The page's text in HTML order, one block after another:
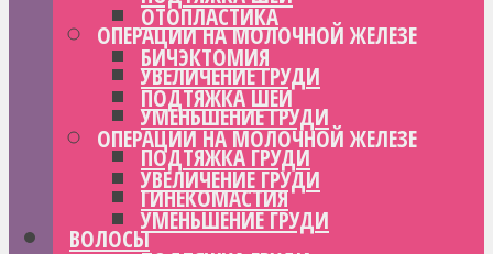
ОПЕРАЦИИ НА МОЛОЧНОЙ ЖЕЛЕЗЕ
УВЕЛИЧЕНИЕ ГРУДИ
УМЕНЬШЕНИЕ ГРУДИ
ПОДТЯЖКА ГРУДИ
ГИНЕКОМАСТИЯ
ВОЛОСЫ
ОТОПЛАСТИКА
БИЧЭКТОМИЯ
ПОДТЯЖКА ШЕИ
ОПЕРАЦИИ НА МОЛОЧНОЙ ЖЕЛЕЗЕ
УВЕЛИЧЕНИЕ ГРУДИ
УМЕНЬШЕНИЕ ГРУДИ